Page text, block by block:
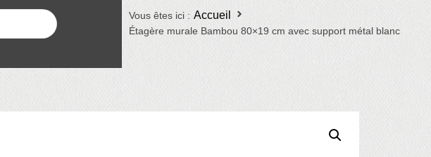
Vous êtes ici : Accueil
Étagère murale Bambou 80×19 cm avec support métal blanc